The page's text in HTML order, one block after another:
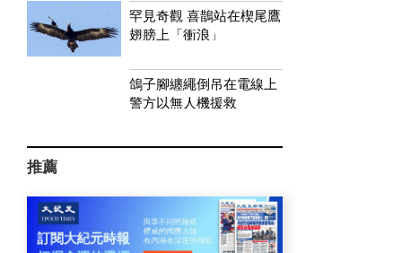
罕見奇觀 喜鵲站在楔尾鷹
翅膀上「衝浪」
鴿子腳纏繩倒吊在電線上
警方以無人機援救
推薦